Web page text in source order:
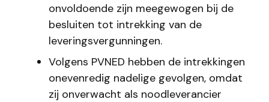
onvoldoende zijn meegewogen bij de
besluiten tot intrekking van de
leveringsvergunningen.
Volgens PVNED hebben de intrekkingen
onevenredig nadelige gevolgen, omdat
zij onverwacht als noodleverancier